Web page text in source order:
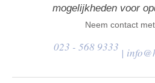
mogelijkheden voor
Neem contact
023 - 568 9333 |